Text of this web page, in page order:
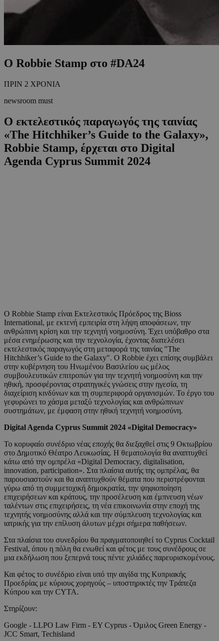
Ο Robbie Stamp στο #DA24
ΠΡΙΝ 2 ΧΡΟΝΙΑ
newsroom must
Ο εκτελεστικός παραγωγός της ταινίας
«The Hitchhiker’s Guide to the Galaxy»,
Robbie Stamp, έρχεται στο Digital
Agenda Cyprus Summit 2024
Ο Robbie Stamp είναι Εκτελεστικός Πρόεδρος της Bioss
International, με εκτενή εμπειρία στη λήψη αποφάσεων, την
ανθρώπινη κρίση και την τεχνητή νοημοσύνη. Έχει υπόβαθρο στα
μέσα ενημέρωσης και την τεχνολογία, έχοντας διατελέσει
εκτελεστικός παραγωγός στη μεταφορά της ταινίας "The
Hitchhiker’s Guide to the Galaxy". Ο Robbie έχει επίσης συμβάλει
στην κυβέρνηση του Ηνωμένου Βασιλείου ως μέλος
συμβουλευτικών επιτροπών για την τεχνητή νοημοσύνη και την
ηθική, προσφέροντας στρατηγικές γνώσεις στην ηγεσία, τη
διαχείριση κινδύνων και τη συμπεριφορά οργανισμών. Το έργο του
γεφυρώνει το χάσμα μεταξύ τεχνολογίας και ανθρώπινων
συστημάτων, με έμφαση στην ηθική τεχνητή νοημοσύνη.
Digital Agenda Cyprus Summit 2024 «Digital Democracy»
Το κορυφαίο συνέδριο νέας εποχής θα διεξαχθεί στις 9 Οκτωβρίου
στο Δημοτικό Θέατρο Λευκωσίας. Η θεματολογία θα αναπτυχθεί
κάτω από την ομπρέλα «Digital Democracy, digitalisation,
innovation, participation». Στα πλαίσια αυτής της ομπρέλας, θα
παρουσιαστούν και θα αναπτυχθούν θέματα που περιστρέφονται
γύρω από τη συμμετοχική δημοκρατία, την ψηφιοποίηση
επιχειρήσεων και κράτους, την προσέλευση και έμπνευση νέων
ταλέντων στις επιχειρήσεις, τη νέα επικοινωνία στην εποχή της
τεχνητής νοημοσύνης αλλά και την σύμπλευση τεχνολογίας και
ιατρικής για την επίλυση άλυτων μέχρι σήμερα παθήσεων.
Στα πλαίσια του συνεδρίου θα πραγματοποιηθεί το Cyprus Cocktail
Festival, όπου η πόλη θα ενωθεί και φέτος με τους συνέδρους σε
μια εκδήλωση που ξεπερνά τους πέντε χιλιάδες παρευρισκομένους.
Και φέτος το συνέδριο είναι υπό την αιγίδα της Κυπριακής
Προεδρίας με κύριους χορηγούς – υποστηρικτές την Τράπεζα
Κύπρου και την CYTA.
Στηρίζουν:
Google - LLPO Law Firm - EY Cyprus - Όμιλος Green Energy -
JCC Smart, Techisland